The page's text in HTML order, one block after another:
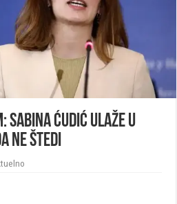
Sabina Ćudić ulaže u
ne štedi